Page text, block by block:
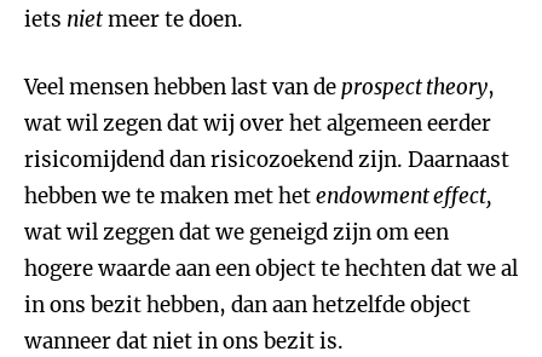
iets nietmeer te doen.
Veel mensen hebben last van deprospect theory,
wat wil zegen dat wij over het algemeen eerder
risicomijdend dan risicozoekend zijn. Daarnaast
hebben we te maken met hetendowment effect,
wat wil zeggen dat we geneigd zijn om een
hogere waarde aan een object te hechten dat we al
in ons bezit hebben, dan aan hetzelfde object
wanneer dat niet in ons bezit is.